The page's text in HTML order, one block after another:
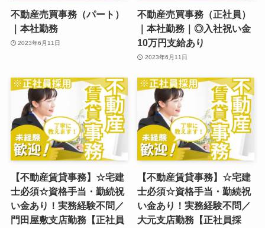
不動産売買事務（パート）
｜本社勤務
2023年6月11日
不動産売買事務（正社員）
｜本社勤務｜◎入社祝い金
10万円支給あり
2023年6月11日
【不動産賃貸事務】☆宅建
士必須☆資格手当・勤続祝
い金あり！実務経験不問／
門田屋敷支店勤務【正社員
【不動産賃貸事務】☆宅建
士必須☆資格手当・勤続祝
い金あり！実務経験不問／
大元支店勤務【正社員採